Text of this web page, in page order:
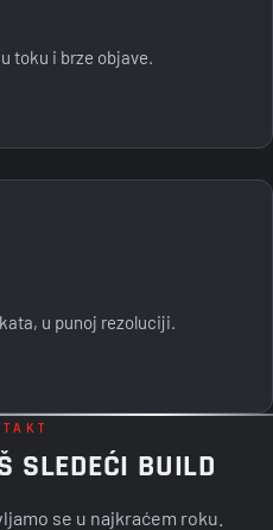
toku i brze objave.
u punoj rezoluciji.
SLEDEĆI BUILD
se u najkraćem roku.